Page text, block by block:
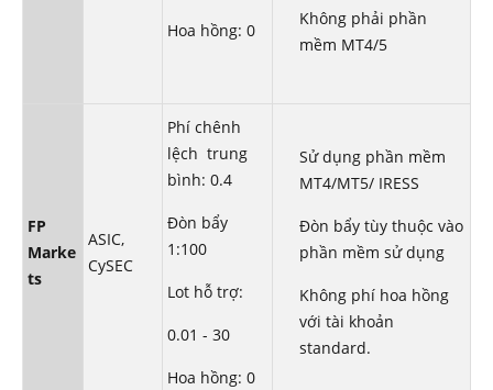
Hoa hồng: 0
Không phải phần
mềm MT4/5
FP
Marke
ts
ASIC,
CySEC
Phí chênh
lệch trung
bình: 0.4
Đòn bẩy
1:100
Lot hỗ trợ:
0.01 - 30
Hoa hồng: 0
Sử dụng phần mềm
MT4/MT5/ IRESS
Đòn bẩy tùy thuộc vào
phần mềm sử dụng
Không phí hoa hồng
với tài khoản
standard.